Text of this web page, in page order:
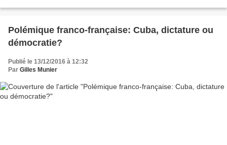
Polémique franco-française: Cuba, dictature ou
démocratie?
Publié le 13/12/2016 à 12:32
Par Gilles Munier